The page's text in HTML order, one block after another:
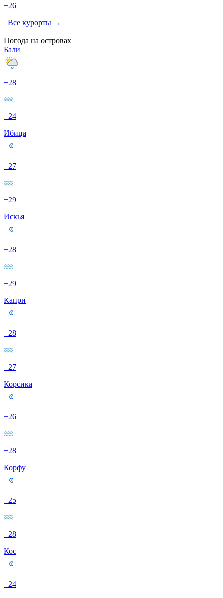
+26
Все курорты →
Погода на островах
Бали
+28
+24
Ибица
+27
+29
Искья
+28
+29
Капри
+28
+27
Корсика
+26
+28
Корфу
+25
+28
Кос
+24